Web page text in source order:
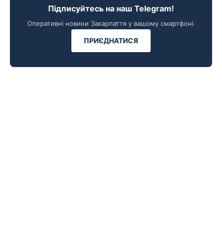
Підписуйтесь на наш Telegram!
Оперативні новини Закарпаття у вашому смартфоні.
ПРИЄДНАТИСЯ